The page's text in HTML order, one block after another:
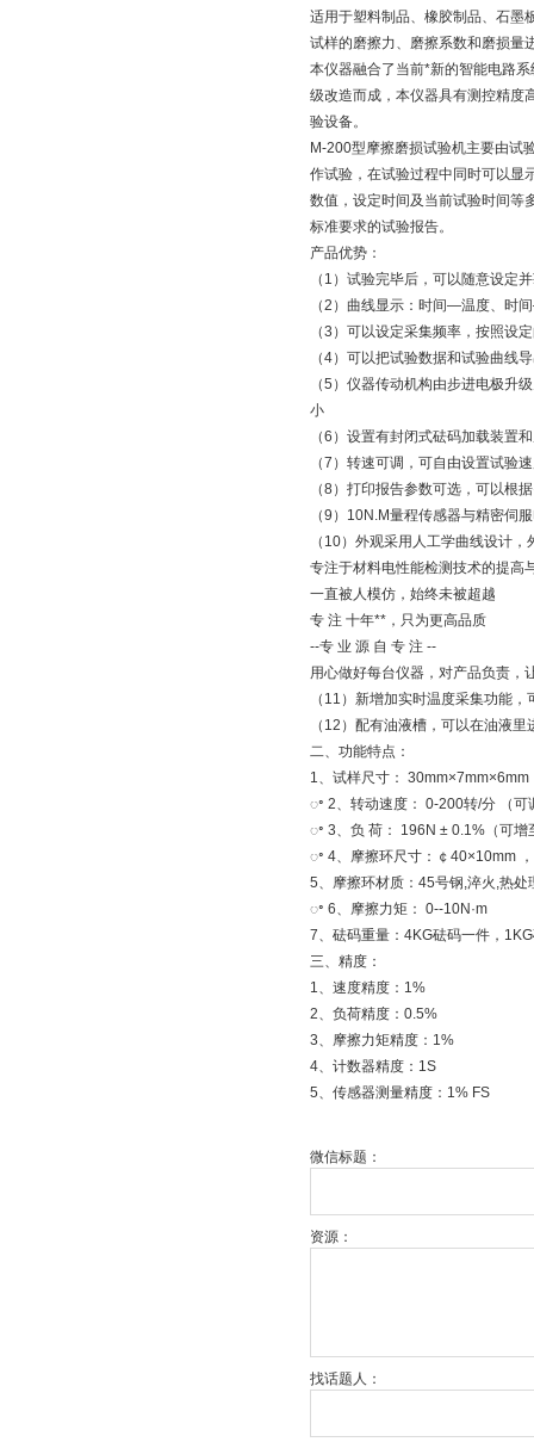
适用于塑料制品、橡胶制品、石墨
试样的磨擦力、磨擦系数和磨损量
本仪器融合了当前*新的智能电路
级改造而成，本仪器具有测控精度
验设备。
M-200型摩擦磨损试验机主要由试
作试验，在试验过程中同时可以显
数值，设定时间及当前试验时间等
标准要求的试验报告。
产品优势：
（1）试验完毕后，可以随意设定
（2）曲线显示：时间—温度、
（3）可以设定采集频率，按照设
（4）可以把试验数据和试验曲线
（5）仪器传动机构由步进电极升
小
（6）设置有封闭式砝码加载装置
（7）转速可调，可自由设置试验
（8）打印报告参数可选，可以根
（9）10N.M量程传感器与精密伺
（10）外观采用人工学曲线设计
专注于材料电性能检测技术的提高
一直被人模仿，始终未被超越
专 注 十年**，只为更高品质
--专 业 源 自 专 注 --
用心做好每台仪器，对产品负责，
（11）新增加实时温度采集功能
（12）配有油液槽，可以在油液里
二、功能特点：
1、试样尺寸： 30mm×7mm×6mm
ꢀ 2、转动速度： 0-200转/分 （可
ꢀ 3、负 荷： 196N ± 0.1%（可增
ꢀ 4、摩擦环尺寸：￠40×10mm
5、摩擦环材质：45号钢,淬火,热
ꢀ 6、摩擦力矩： 0--10N·m
7、砝码重量：4KG砝码一件，
三、精度：
1、速度精度：1%
2、负荷精度：0.5%
3、摩擦力矩精度：1%
4、计数器精度：1S
5、传感器测量精度：1% FS
微信标题：
资源：
找话题人：